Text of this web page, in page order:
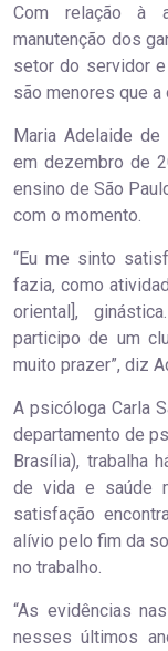
Com relação à
manutenção dos
setor do servidor
são menores que
Maria Adelaide de
em dezembro de
ensino de São
com o momento.
“Eu me sinto
fazia, como
oriental],
participo de um
muito prazer”, diz
A psicóloga Carla
departamento de
Brasília), trabalha
de vida e saúde
satisfação
alívio pelo fim da
no trabalho.
“As evidências
nesses últimos